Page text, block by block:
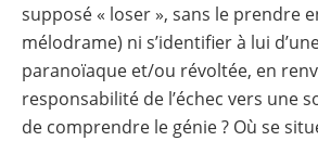
supposé « loser », sans le prendre
mélodrame) ni s’identifier à lui
paranoïaque et/ou révoltée, en
responsabilité de l’échec vers une
de comprendre le génie ? Où se